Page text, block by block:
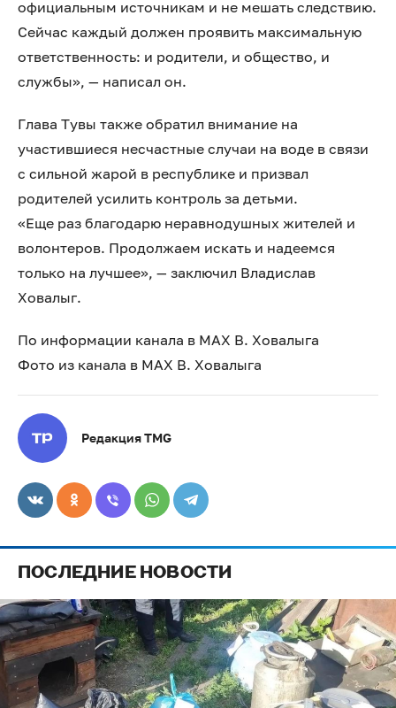
официальным источникам и не мешать следствию.
Сейчас каждый должен проявить максимальную
ответственность: и родители, и общество, и
службы», — написал он.
Глава Тувы также обратил внимание на
участившиеся несчастные случаи на воде в связи
с сильной жарой в республике и призвал
родителей усилить контроль за детьми.
«Еще раз благодарю неравнодушных жителей и
волонтеров. Продолжаем искать и надеемся
только на лучшее», — заключил Владислав
Ховалыг.
По информации канала в МАХ В. Ховалыга
Фото из канала в МАХ В. Ховалыга
Редакция TMG
ПОСЛЕДНИЕ НОВОСТИ